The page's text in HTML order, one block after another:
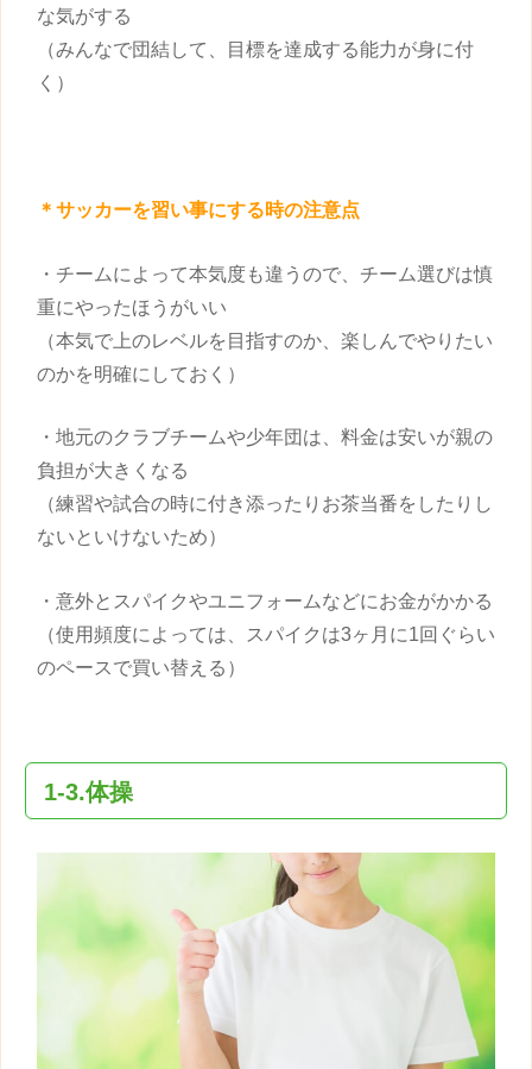
な気がする
（みんなで団結して、目標を達成する能力が身に付
く）
＊サッカーを習い事にする時の注意点
・チームによって本気度も違うので、チーム選びは慎
重にやったほうがいい
（本気で上のレベルを目指すのか、楽しんでやりたい
のかを明確にしておく）
・地元のクラブチームや少年団は、料金は安いが親の
負担が大きくなる
（練習や試合の時に付き添ったりお茶当番をしたりし
ないといけないため）
・意外とスパイクやユニフォームなどにお金がかかる
（使用頻度によっては、スパイクは3ヶ月に1回ぐらい
のペースで買い替える）
1-3.体操